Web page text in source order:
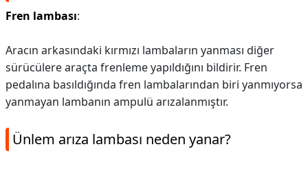
Fren lambası:
Aracın arkasındaki kırmızı lambaların yanması diğer
sürücülere araçta frenleme yapıldığını bildirir. Fren
pedalına basıldığında fren lambalarından biri yanmıyorsa
yanmayan lambanın ampulü arızalanmıştır.
Ünlem arıza lambası neden yanar?